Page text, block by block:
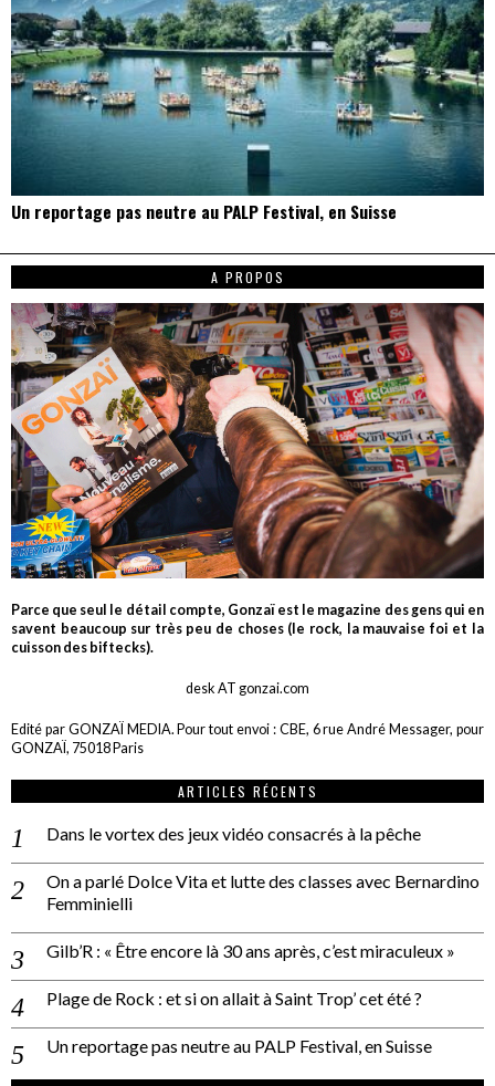
Un reportage pas neutre au PALP Festival, en Suisse
A PROPOS
Parce que seul le détail compte, Gonzaï est le magazine des gens qui en
savent beaucoup sur très peu de choses (le rock, la mauvaise foi et la
cuisson des biftecks).
desk AT gonzai.com
Edité par GONZAÏ MEDIA. Pour tout envoi : CBE, 6 rue André Messager, pour
GONZAÏ, 75018 Paris
ARTICLES RÉCENTS
Dans le vortex des jeux vidéo consacrés à la pêche
On a parlé Dolce Vita et lutte des classes avec Bernardino
Femminielli
Gilb’R : « Être encore là 30 ans après, c’est miraculeux »
Plage de Rock : et si on allait à Saint Trop’ cet été ?
Un reportage pas neutre au PALP Festival, en Suisse